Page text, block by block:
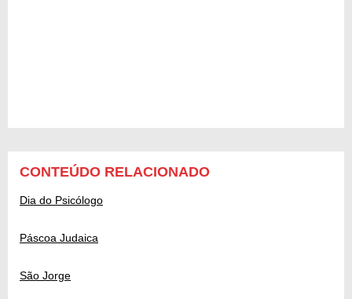
CONTEÚDO RELACIONADO
Dia do Psicólogo
Páscoa Judaica
São Jorge